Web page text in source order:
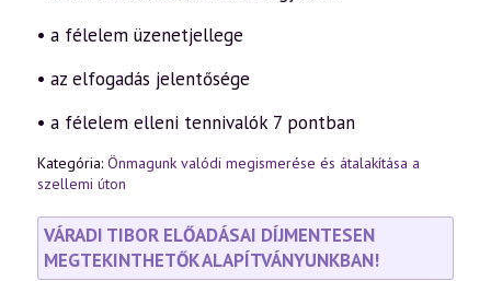
• a félelem üzenetjellege
• az elfogadás jelentősége
• a félelem elleni tennivalók 7 pontban
Kategória: Önmagunk valódi megismerése és átalakítása a
szellemi úton
VÁRADI TIBOR ELŐADÁSAI DÍJMENTESEN
MEGTEKINTHETŐK ALAPÍTVÁNYUNKBAN!